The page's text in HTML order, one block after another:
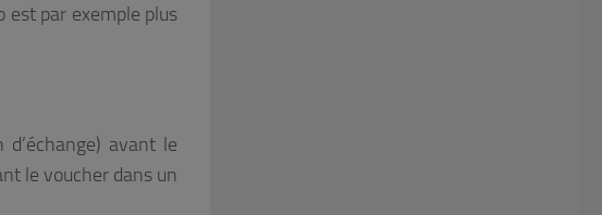
est par exemple plus
avant le
le voucher dans un